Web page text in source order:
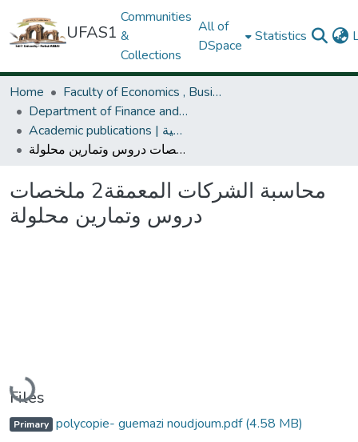
UFAS1
Communities
&
Collections
All of
DSpace
Statistics
Home
Faculty of Economics , Business and management Sciences | كلية العلوم الإقتصادية و التجارية و علوم التسير| faculté des sciences Economiques , commerciales
Department of Finance and Accounting | قسم علوم المالية والمحاسبة | Département des Sciences Financières et Comptables
Academic publications | المطبوعات البيداغوجية |Les publications universitaires
محاسبة الشركات المعمقة2 ملخصات دروس وتمارين محلولة
محاسبة الشركات المعمقة2 ملخصات
دروس وتمارين محلولة
Loading...
Files
Primary polycopie- guemazi noudjoum.pdf(4.58 MB)